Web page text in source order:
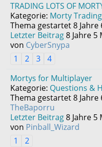
TRADING LOTS OF
Kategorie: Morty Trading
Thema gestartet 8
Letzter Beitrag8 Jahre 5
von CyberSnypa
1
2 3
4
Mortys for Multiplayer
Kategorie: Questions &
Thema gestartet 8
TheBaporru
Letzter Beitrag8 Jahre 5
von Pinball_Wizard
1
2